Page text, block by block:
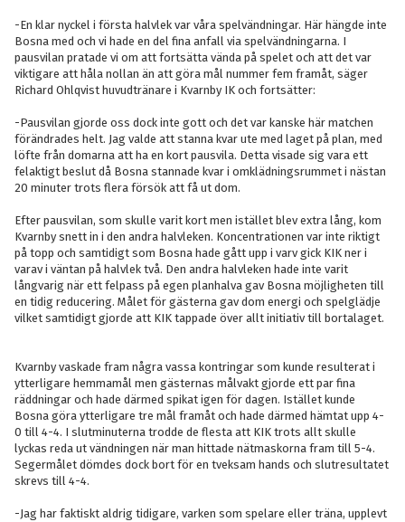
-En klar nyckel i första halvlek var våra spelvändningar. Här hängde inte
Bosna med och vi hade en del fina anfall via spelvändningarna. I
pausvilan pratade vi om att fortsätta vända på spelet och att det var
viktigare att håla nollan än att göra mål nummer fem framåt, säger
Richard Ohlqvist huvudtränare i Kvarnby IK och fortsätter:
-Pausvilan gjorde oss dock inte gott och det var kanske här matchen
förändrades helt. Jag valde att stanna kvar ute med laget på plan, med
löfte från domarna att ha en kort pausvila. Detta visade sig vara ett
felaktigt beslut då Bosna stannade kvar i omklädningsrummet i nästan
20 minuter trots flera försök att få ut dom.
Efter pausvilan, som skulle varit kort men istället blev extra lång, kom
Kvarnby snett in i den andra halvleken. Koncentrationen var inte riktigt
på topp och samtidigt som Bosna hade gått upp i varv gick KIK ner i
varav i väntan på halvlek två. Den andra halvleken hade inte varit
långvarig när ett felpass på egen planhalva gav Bosna möjligheten till
en tidig reducering. Målet för gästerna gav dom energi och spelglädje
vilket samtidigt gjorde att KIK tappade över allt initiativ till bortalaget.
Kvarnby vaskade fram några vassa kontringar som kunde resulterat i
ytterligare hemmamål men gästernas målvakt gjorde ett par fina
räddningar och hade därmed spikat igen för dagen. Istället kunde
Bosna göra ytterligare tre mål framåt och hade därmed hämtat upp 4-
0 till 4-4. I slutminuterna trodde de flesta att KIK trots allt skulle
lyckas reda ut vändningen när man hittade nätmaskorna fram till 5-4.
Segermålet dömdes dock bort för en tveksam hands och slutresultatet
skrevs till 4-4.
-Jag har faktiskt aldrig tidigare, varken som spelare eller träna, upplevt